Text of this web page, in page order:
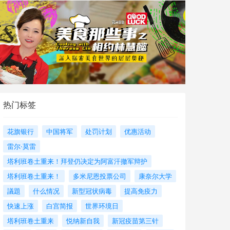
热门标签
花旗银行 中国将军 处罚计划
优惠活动
雷尔·莫雷
塔利班卷土重来！拜登仍决定为阿富汗撤军辩护
塔利班卷土重来！
多米尼恩投票公司
康奈尔大学
議題
什么情况 新型冠状病毒
提高免疫力
快速上涨
白宫简报
世界环境日
塔利班卷土重来
悦纳新自我 新冠疫苗第三针